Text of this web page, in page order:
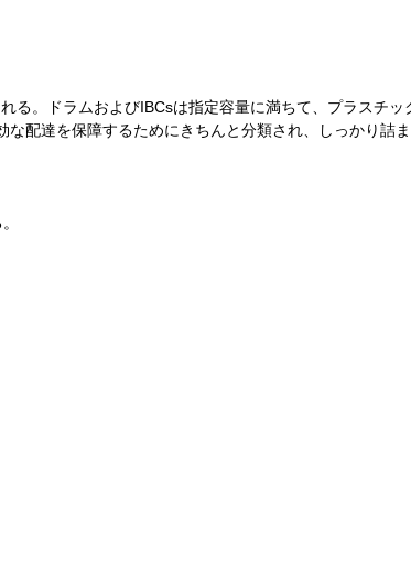
。ドラムおよびIBCsは指定容量に満ちて、プラスチッ
配達を保障するためにきちんと分類され、しっかり詰ま